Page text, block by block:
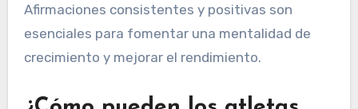
Afirmaciones consistentes y positivas son
esenciales para fomentar una mentalidad de
crecimiento y mejorar el rendimiento.